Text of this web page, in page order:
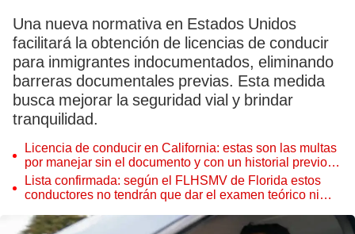
Una nueva normativa en Estados Unidos
facilitará la obtención de licencias de conducir
para inmigrantes indocumentados, eliminando
barreras documentales previas. Esta medida
busca mejorar la seguridad vial y brindar
tranquilidad.
Licencia de conducir en California: estas son las multas
por manejar sin el documento y con un historial previo
de infracciones
Lista confirmada: según el FLHSMV de Florida estos
conductores no tendrán que dar el examen teórico ni